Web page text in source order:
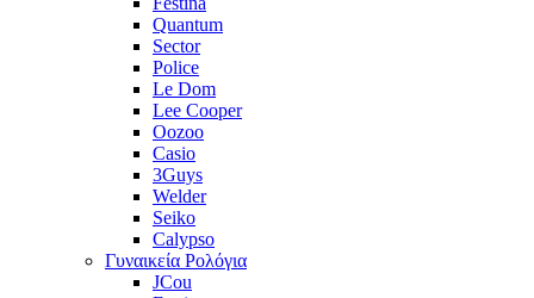
Quantum
Sector
Police
Le Dom
Lee Cooper
Oozoo
Casio
3Guys
Welder
Seiko
Calypso
Γυναικεία Ρολόγια
JCou